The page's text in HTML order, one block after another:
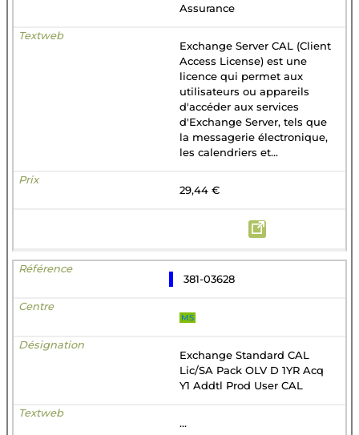
Assurance
Exchange Server CAL (Client
Access License) est une
licence qui permet aux
utilisateurs ou appareils
d'accéder aux services
d'Exchange Server, tels que
la messagerie électronique,
les calendriers et...
29,44 €
381-03628
MS
Exchange Standard CAL
Lic/SA Pack OLV D 1YR Acq
Y1 Addtl Prod User CAL
...